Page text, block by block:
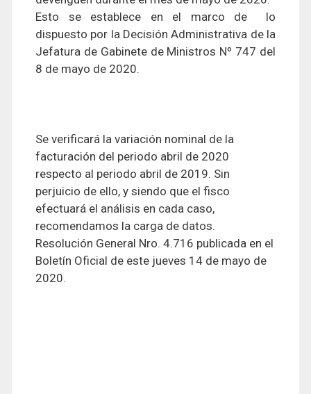
Esto se establece en el marco de lo
dispuesto por la Decisión Administrativa de la
Jefatura de Gabinete de Ministros Nº 747 del
8 de mayo de 2020.
Se verificará la variación nominal de la
facturación del periodo abril de 2020
respecto al periodo abril de 2019. Sin
perjuicio de ello, y siendo que el fisco
efectuará el análisis en cada caso,
recomendamos la carga de datos.
Resolución General Nro. 4.716 publicada en el
Boletín Oficial de este jueves 14 de mayo de
2020.